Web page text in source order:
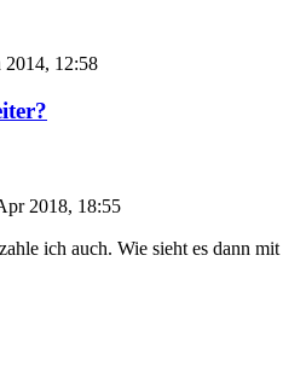
2014, 12:58
2018, 18:55
ich auch. Wie sieht es dann mit